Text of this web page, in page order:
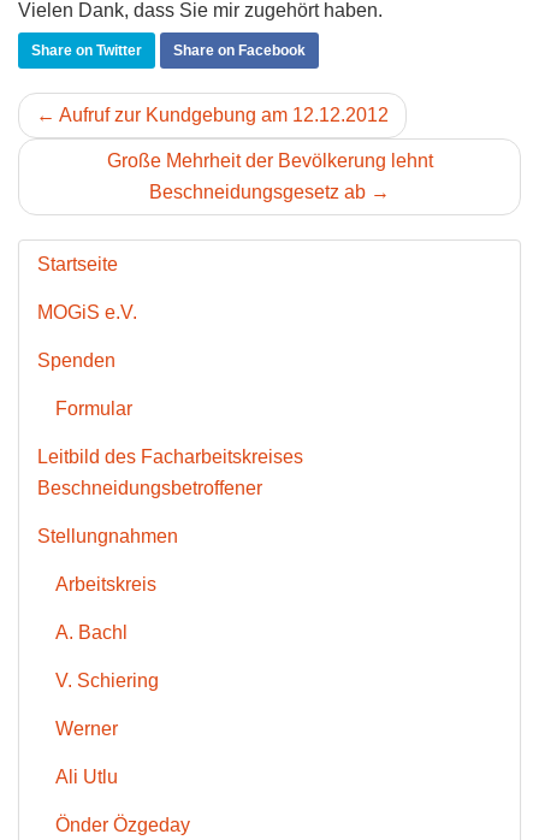
Vielen Dank, dass Sie mir zugehört haben.
Share on Twitter Share on Facebook
← Aufruf zur Kundgebung am 12.12.2012
Große Mehrheit der Bevölkerung lehnt
Beschneidungsgesetz ab →
Startseite
MOGiS e.V.
Spenden
Formular
Leitbild des Facharbeitskreises
Beschneidungsbetroffener
Stellungnahmen
Arbeitskreis
A. Bachl
V. Schiering
Werner
Ali Utlu
Önder Özgeday